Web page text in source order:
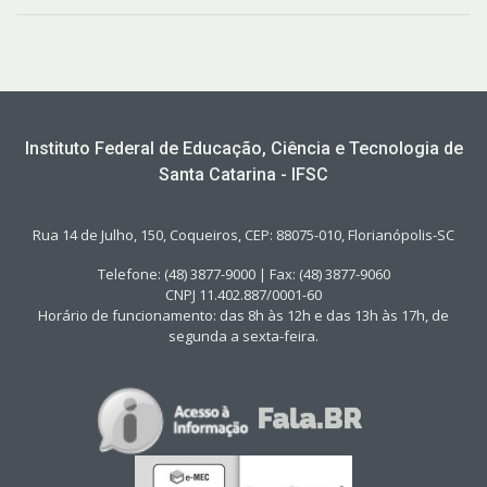
Instituto Federal de Educação, Ciência e Tecnologia de
Santa Catarina - IFSC
Rua 14 de Julho, 150, Coqueiros, CEP: 88075-010, Florianópolis-SC
Telefone: (48) 3877-9000 | Fax: (48) 3877-9060
CNPJ 11.402.887/0001-60
Horário de funcionamento: das 8h às 12h e das 13h às 17h, de
segunda a sexta-feira.